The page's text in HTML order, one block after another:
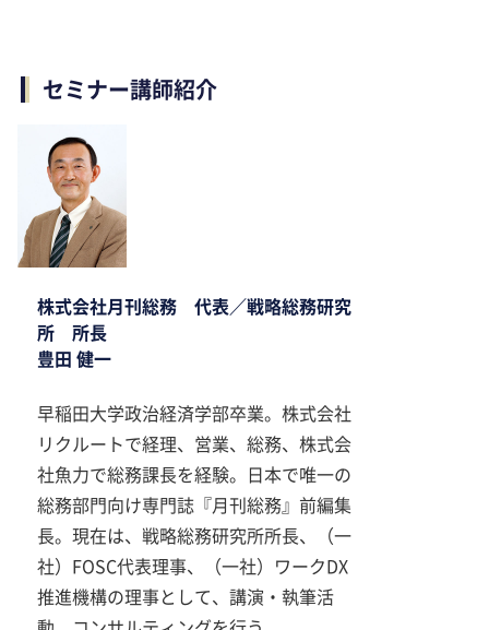
セミナー講師紹介
株式会社月刊総務 代表／戦略総務研究
所 所長
豊田 健一
早稲田大学政治経済学部卒業。株式会社
リクルートで経理、営業、総務、株式会
社魚力で総務課長を経験。日本で唯一の
総務部門向け専門誌『月刊総務』前編集
長。現在は、戦略総務研究所所長、（一
社）FOSC代表理事、（一社）ワークDX
推進機構の理事として、講演・執筆活